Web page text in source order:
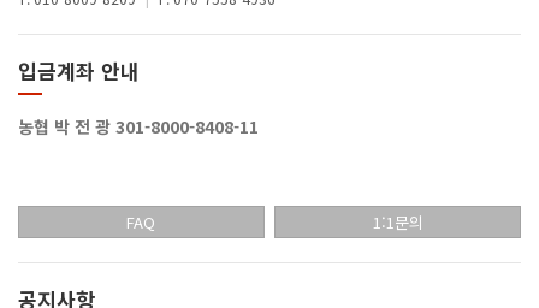
입금계좌 안내
농협 박 전 광 301-8000-8408-11
FAQ 1:1문의
공지사항